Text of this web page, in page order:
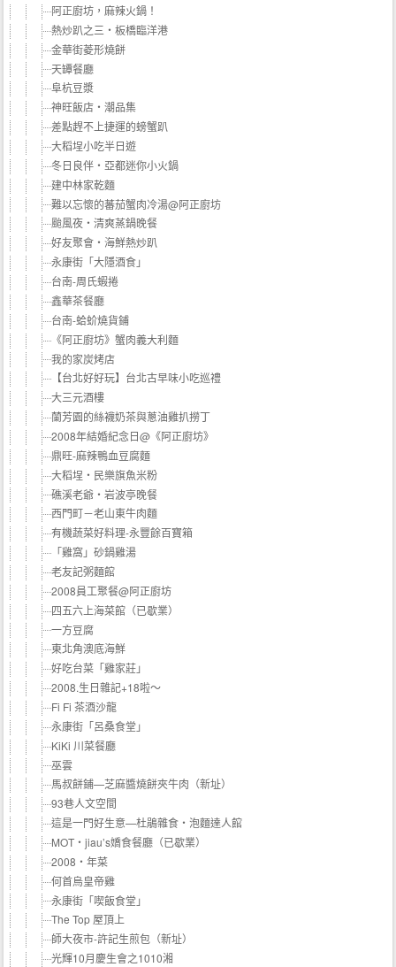
阿正廚坊，麻辣火鍋！
熱炒趴之三‧板橋臨洋港
金華街菱形燒餅
天罈餐廳
阜杭豆漿
神旺飯店‧潮品集
差點趕不上捷運的螃蟹趴
大稻埕小吃半日遊
冬日良伴‧亞都迷你小火鍋
建中林家乾麵
難以忘懷的蕃茄蟹肉冷湯@阿正廚坊
颱風夜‧清爽蒸鍋晚餐
好友聚會‧海鮮熱炒趴
永康街「大隱酒食」
台南-周氏蝦捲
鑫華茶餐廳
台南-蛤蚧燒貨鋪
《阿正廚坊》蟹肉義大利麵
我的家炭烤店
【台北好好玩】台北古早味小吃巡禮
大三元酒樓
蘭芳園的絲襪奶茶與蔥油雞扒撈丁
2008年結婚紀念日@《阿正廚坊》
鼎旺-麻辣鴨血豆腐麵
大稻埕‧民樂旗魚米粉
礁溪老爺‧岩波亭晚餐
西門町－老山東牛肉麵
有機蔬菜好料理-永豐餘百寶箱
「雞窩」砂鍋雞湯
老友記粥麵館
2008員工聚餐@阿正廚坊
四五六上海菜館（已歇業）
一方豆腐
東北角澳底海鮮
好吃台菜「雞家莊」
2008.生日雜記+18啦～
Fi Fi 茶酒沙龍
永康街「呂桑食堂」
KiKi 川菜餐廳
巫雲
馬叔餅鋪—芝麻醬燒餅夾牛肉（新址）
93巷人文空間
這是一門好生意—杜鵑雜食‧泡麵達人館
MOT‧jiau’s嬌食餐廳（已歇業）
2008‧年菜
何首烏皇帝雞
永康街「喫飯食堂」
The Top 屋頂上
師大夜市-許記生煎包（新址）
光輝10月慶生會之1010湘